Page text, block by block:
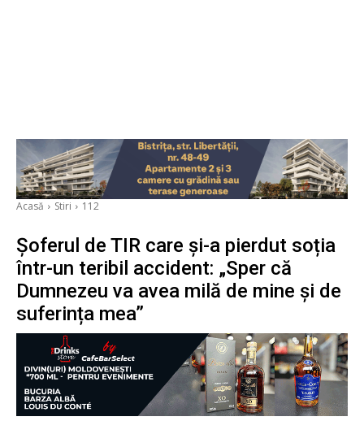
Acasă Stiri 112
Șoferul de TIR care și-a pierdut soția
într-un teribil accident: „Sper că
Dumnezeu va avea milă de mine și de
suferința mea”